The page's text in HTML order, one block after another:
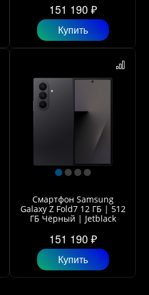
151 190 ₽
Купить
Смартфон Samsung
Galaxy Z Fold7 12 ГБ | 512
ГБ Чёрный | Jetblack
151 190 ₽
Купить